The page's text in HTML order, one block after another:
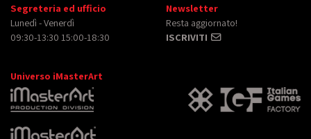
Segreteria ed ufficio
Lunedì - Venerdì
09:30-13:30 15:00-18:30
Newsletter
Resta aggiornato!
ISCRIVITI
Universo iMasterArt